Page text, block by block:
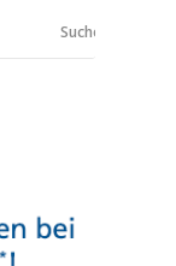
Suchen